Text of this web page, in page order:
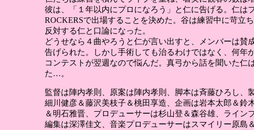
彼は、「１年以内にプロになろう」と仁に告げる。仁は
ROCKERSで出場することを決めた。谷は練習中に苛立
反対する仁と口論になった。
どうせなら４曲やろうと仁が言い出すと、メンバーは
告げられた。しかし手術しても治るわけではなく、何年
コンテストが翌週なので悩んだ。真弓から話を聞いた
た…。
監督は陣内孝則、原案は陣内孝則、脚本は斉藤ひろし、
細川健彦＆藤沢美枝子＆桃田享造、企画は岩本太郎＆
＆明石雅晋、プロデューサーは杉山登＆森谷雄、ライン
編集は深澤佳文、音楽プロデューサーはスマイリー原島